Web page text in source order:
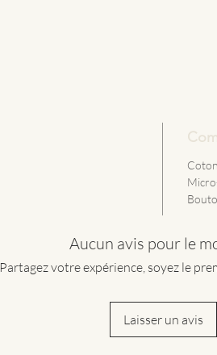
Aucun avis pour le
Partagez votre expérience, soyez le
Laisser un avis